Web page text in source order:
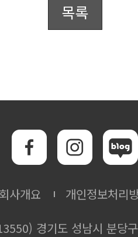
목록
회사개요
개인정보처리
경기도 성남시 분당